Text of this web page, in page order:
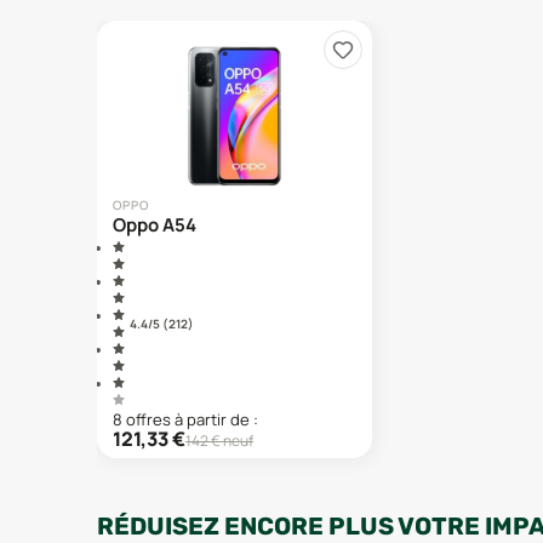
OPPO
Oppo A54
4.4/5 (212)
8 offresà partir de :
121,33€142€ neuf
RÉDUISEZ ENCORE PLUS VOTRE